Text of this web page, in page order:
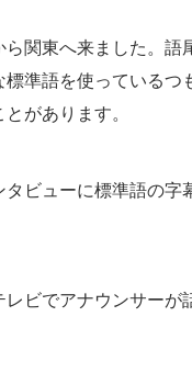
関東へ来ました。語
準語を使っているつ
があります。
ビューに標準語の字
ビでアナウンサー